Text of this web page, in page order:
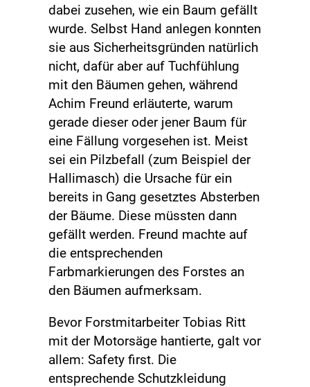
dabei zusehen, wie ein Baum gefällt
wurde. Selbst Hand anlegen konnten
sie aus Sicherheitsgründen natürlich
nicht, dafür aber auf Tuchfühlung
mit den Bäumen gehen, während
Achim Freund erläuterte, warum
gerade dieser oder jener Baum für
eine Fällung vorgesehen ist. Meist
sei ein Pilzbefall (zum Beispiel der
Hallimasch) die Ursache für ein
bereits in Gang gesetztes Absterben
der Bäume. Diese müssten dann
gefällt werden. Freund machte auf
die entsprechenden
Farbmarkierungen des Forstes an
den Bäumen aufmerksam.
Bevor Forstmitarbeiter Tobias Ritt
mit der Motorsäge hantierte, galt vor
allem: Safety first. Die
entsprechende Schutzkleidung